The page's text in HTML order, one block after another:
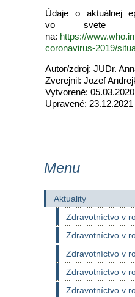
Údaje o aktuálnej
vo svete
na: https://
coronavirus-2019/
Autor/zdroj: JUDr.
Zverejnil: Jozef
Vytvorené:
Upravené: 23.12.2021
Menu
Aktuality
Zdravotníctvo v
Zdravotníctvo v
Zdravotníctvo v
Zdravotníctvo v
Zdravotníctvo v